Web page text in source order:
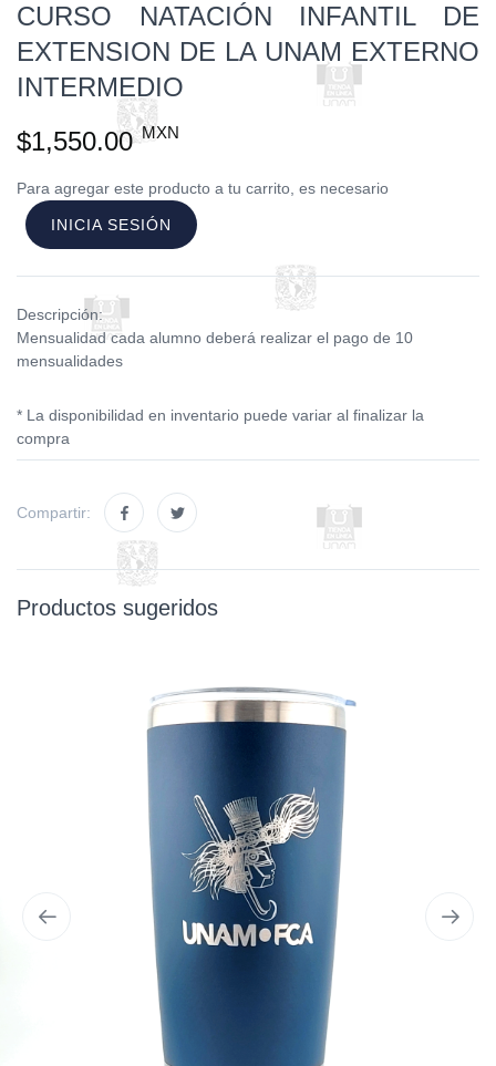
CURSO NATACIÓN INFANTIL DE
EXTENSION DE LA UNAM EXTERNO
INTERMEDIO
$1,550.00 MXN
Para agregar este producto a tu carrito, es necesario
INICIA SESIÓN
Descripción:
Mensualidad cada alumno deberá realizar el pago de 10
mensualidades
* La disponibilidad en inventario puede variar al finalizar la
compra
Compartir:
Productos sugeridos